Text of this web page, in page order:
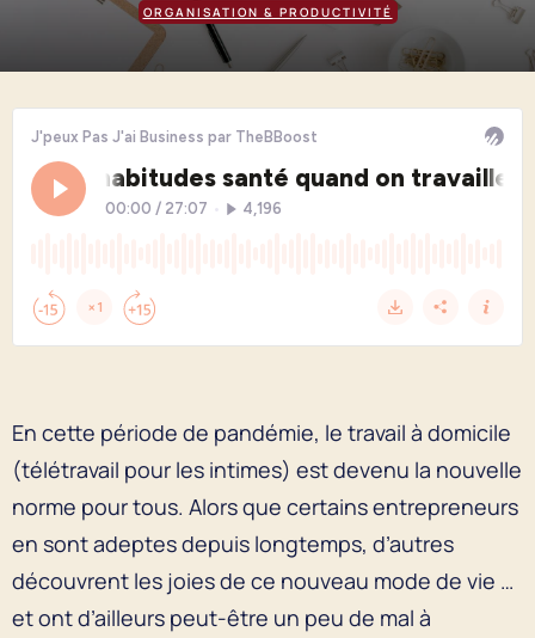
ORGANISATION & PRODUCTIVITÉ
En cette période de pandémie, le travail à domicile
(télétravail pour les intimes) est devenu la nouvelle
norme pour tous. Alors que certains entrepreneurs
en sont adeptes depuis longtemps, d’autres
découvrent les joies de ce nouveau mode de vie …
et ont d’ailleurs peut-être un peu de mal à